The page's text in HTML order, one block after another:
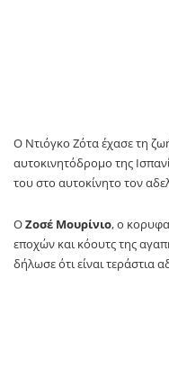
Ο Ντιόγκο Ζότα έχασε τη
αυτοκινητόδρομο της
του στο αυτοκίνητο τον
ΟΖοσέ Μουρίνιο, ο
εποχών και κόουτς της
δήλωσε ότι είναι τεράστια